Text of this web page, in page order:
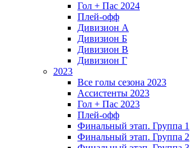
Гол + Пас 2024
Плей-офф
Дивизион A
Дивизион Б
Дивизион В
Дивизион Г
2023
Все голы сезона 2023
Ассистенты 2023
Гол + Пас 2023
Плей-офф
Финальный этап. Группа 1
Финальный этап. Группа 2